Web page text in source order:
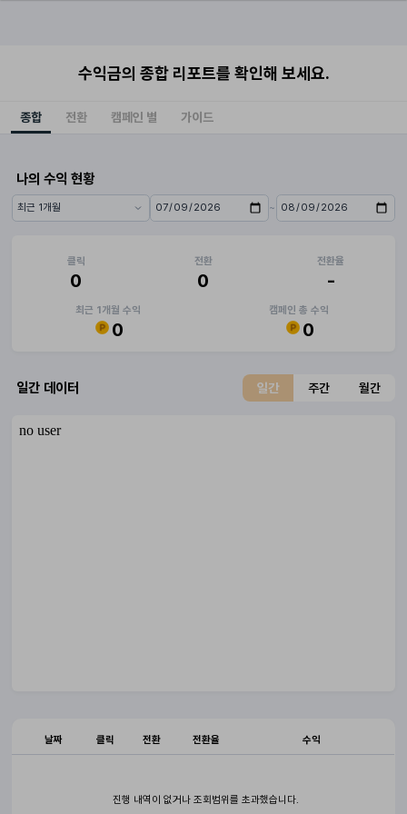
수익금의 종합 리포트를 확인해 보세요.
종합 전환 캠페인 별 가이드
나의 수익 현황
기간 프리셋 시작일 ~
종료일
클릭
0
전환
0
전환율
-
최근 1개월 수익
0
캠페인 총 수익
0
일간 데이터 일간 주간 월간
날짜 클릭 전환 전환율 수익
진행 내역이 없거나 조회범위를 초과했습니다.